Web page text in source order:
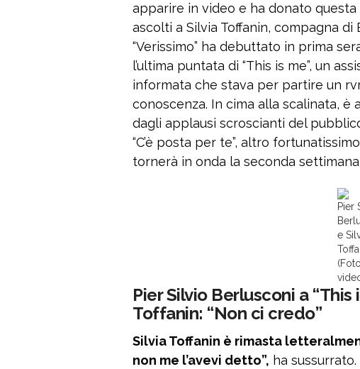
apparire in video e ha donato
ascolti a Silvia Toffanin, compagna
“Verissimo” ha debuttato in prima
l’ultima puntata di “This is me”, un
informata che stava per partire un
conoscenza. In cima alla scalinata,
dagli applausi scroscianti del
“C’è posta per te”, altro
tornerà in onda la seconda
Pier
e
Pier Silvio Berlusconi a
Toffanin: “Non ci credo”
Silvia Toffanin è rimasta
non me l’avevi detto”, ha